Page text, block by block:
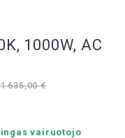
1000W, AC
1 635,00 €
vairuotojo